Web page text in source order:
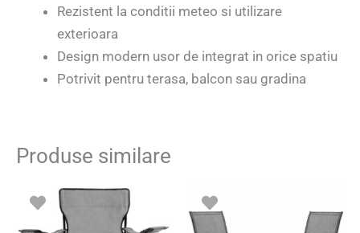
Rezistent la conditii meteo si utilizare
exterioara
Design modern usor de integrat in orice spatiu
Potrivit pentru terasa, balcon sau gradina
Produse similare
este: